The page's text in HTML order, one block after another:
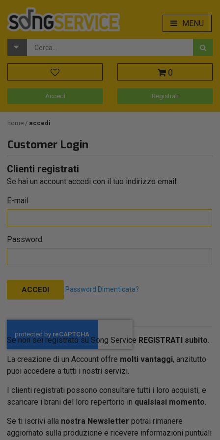
MENU
0
Accedi Registrati
home accedi
Customer Login
Clienti registrati
Se hai un account accedi con il tuo indirizzo email.
E-mail
Password
ACCEDI Password Dimenticata?
Se non sei registrato su Song Service REGISTRATI subito.
La creazione di un Account offre molti vantaggi, anzitutto
puoi accedere a tutti i nostri servizi.
I clienti registrati possono consultare tutti i loro acquisti, e
scaricare i brani del loro repertorio in qualsiasi momento.
Se ti iscrivi alla nostra Newsletter potrai rimanere
aggiornato sulla produzione e ricevere informazioni puntuali